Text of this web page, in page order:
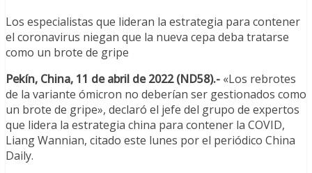
Los especialistas que lideran la estrategia para contener
el coronavirus niegan que la nueva cepa deba tratarse
como un brote de gripe
Pekín, China, 11 de abril de 2022 (ND58).- «Los rebrotes
de la variante ómicron no deberían ser gestionados como
un brote de gripe», declaró el jefe del grupo de expertos
que lidera la estrategia china para contener la COVID,
Liang Wannian, citado este lunes por el periódico China
Daily.